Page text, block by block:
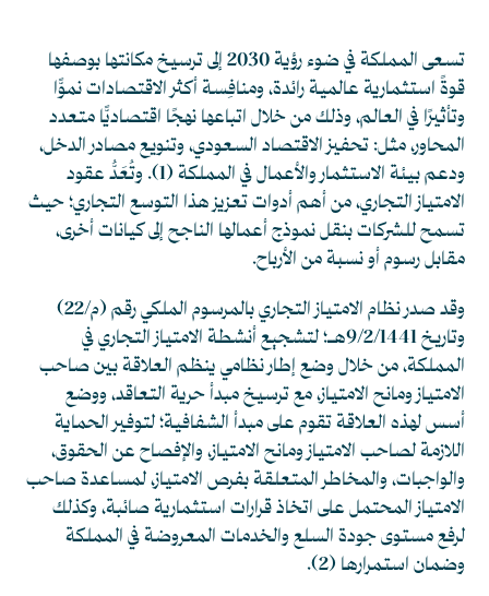
تسعى المملكة في ضوء رؤية 2030 إلى ترسيخ مكانتها بوصفها
قوةً استثمارية عالمية رائدة، ومنافِسة أكثر الاقتصادات نموًّا
وتأثيرًا في العالم، وذلك من خلال اتباعها نهجًا اقتصاديًّا متعدد
المحاور، مثل: تحفيز الاقتصاد السعودي، وتنويع مصادر الدخل،
ودعم بيئة الاستثمار والأعمال في المملكة(1) . وتُعَدُّ عقود
الامتياز التجاري، من أهم أدوات تعزيز هذا التوسع التجاري؛ حيث
تسمح للشركات بنقل نموذج أعمالها الناجح إلى كيانات أخرى،
مقابل رسوم أو نسبة من الأرباح.
وقد صدر نظام الامتياز التجاري بالمرسوم الملكي رقم (م/22)
وتاريخ 9/2/1441هـ؛ لتشجيع أنشطة الامتياز التجاري في
المملكة، من خلال وضع إطار نظامي ينظم العلاقة بين صاحب
الامتياز ومانح الامتياز، مع ترسيخ مبدأ حرية التعاقد، ووضع
أسس لهذه العلاقة تقوم على مبدأ الشفافية؛ لتوفير الحماية
اللازمة لصاحب الامتياز ومانح الامتياز، والإفصاح عن الحقوق،
والواجبات، والمخاطر المتعلقة بفرص الامتياز، لمساعدة صاحب
الامتياز المحتمل على اتخاذ قرارات استثمارية صائبة، وكذلك
لرفع مستوى جودة السلع والخدمات المعروضة في المملكة
وضمان استمرارها (2)
.